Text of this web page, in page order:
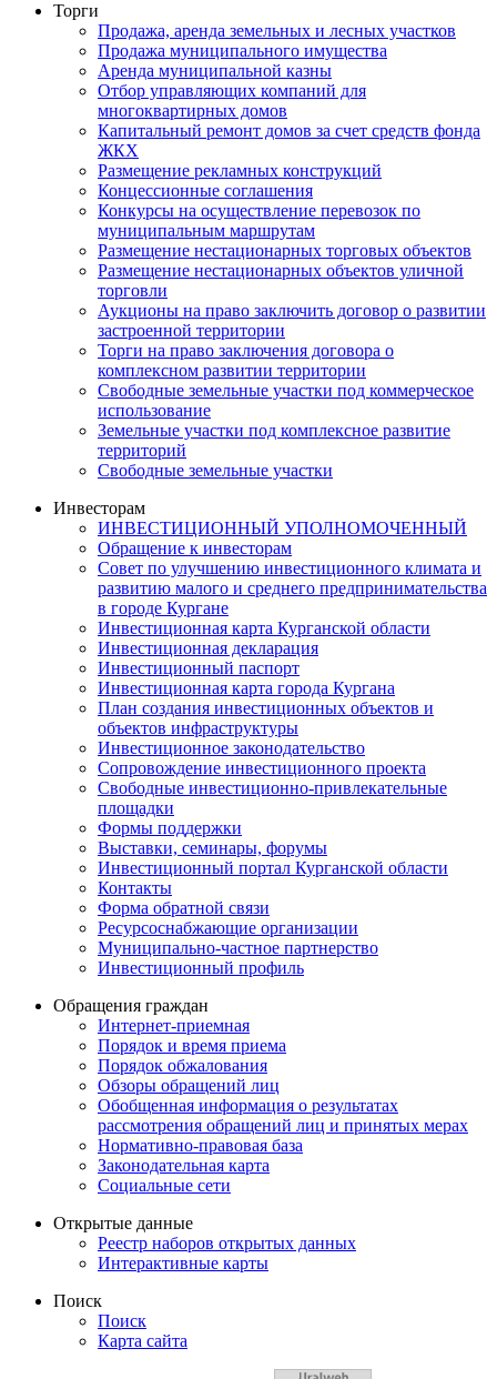
Торги
Продажа, аренда земельных и лесных участков
Продажа муниципального имущества
Аренда муниципальной казны
Отбор управляющих компаний для
многоквартирных домов
Капитальный ремонт домов за счет средств фонда
ЖКХ
Размещение рекламных конструкций
Концессионные соглашения
Конкурсы на осуществление перевозок по
муниципальным маршрутам
Размещение нестационарных торговых объектов
Размещение нестационарных объектов уличной
торговли
Аукционы на право заключить договор о развитии
застроенной территории
Торги на право заключения договора о
комплексном развитии территории
Свободные земельные участки под коммерческое
использование
Земельные участки под комплексное развитие
территорий
Свободные земельные участки
Инвесторам
ИНВЕСТИЦИОННЫЙ УПОЛНОМОЧЕННЫЙ
Обращение к инвесторам
Совет по улучшению инвестиционного климата и
развитию малого и среднего предпринимательства
в городе Кургане
Инвестиционная карта Курганской области
Инвестиционная декларация
Инвестиционный паспорт
Инвестиционная карта города Кургана
План создания инвестиционных объектов и
объектов инфраструктуры
Инвестиционное законодательство
Сопровождение инвестиционного проекта
Свободные инвестиционно-привлекательные
площадки
Формы поддержки
Выставки, семинары, форумы
Инвестиционный портал Курганской области
Контакты
Форма обратной связи
Ресурсоснабжающие организации
Муниципально-частное партнерство
Инвестиционный профиль
Обращения граждан
Интернет-приемная
Порядок и время приема
Порядок обжалования
Обзоры обращений лиц
Обобщенная информация о результатах
рассмотрения обращений лиц и принятых мерах
Нормативно-правовая база
Законодательная карта
Социальные сети
Открытые данные
Реестр наборов открытых данных
Интерактивные карты
Поиск
Поиск
Карта сайта